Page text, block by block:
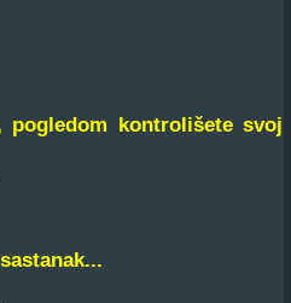
pogledom kontrolišete svoj